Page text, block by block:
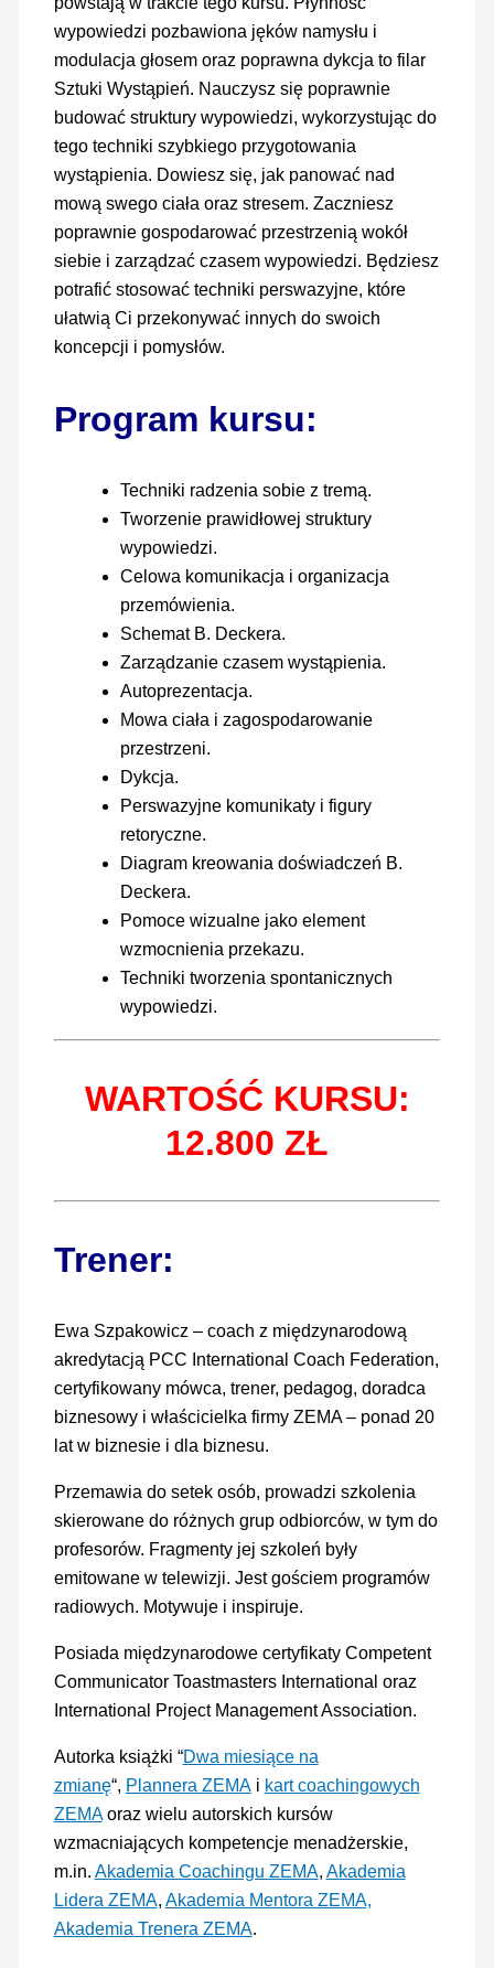
wypowiedzi pozbawiona jęków namysłu i
modulacja głosem oraz poprawna dykcja to filar
Sztuki Wystąpień. Nauczysz się poprawnie
budować struktury wypowiedzi, wykorzystując do
tego techniki szybkiego przygotowania
wystąpienia. Dowiesz się, jak panować nad
mową swego ciała oraz stresem. Zaczniesz
poprawnie gospodarować przestrzenią wokół
siebie i zarządzać czasem wypowiedzi. Będziesz
potrafić stosować techniki perswazyjne, które
ułatwią Ci przekonywać innych do swoich
koncepcji i pomysłów.
Program kursu:
Techniki radzenia sobie z tremą.
Tworzenie prawidłowej struktury
wypowiedzi.
Celowa komunikacja i organizacja
przemówienia.
Schemat B. Deckera.
Zarządzanie czasem wystąpienia.
Autoprezentacja.
Mowa ciała i zagospodarowanie
przestrzeni.
Dykcja.
Perswazyjne komunikaty i figury
retoryczne.
Diagram kreowania doświadczeń B.
Deckera.
Pomoce wizualne jako element
wzmocnienia przekazu.
Techniki tworzenia spontanicznych
wypowiedzi.
WARTOŚĆ KURSU:
12.800 ZŁ
Trener:
Ewa Szpakowicz – coach z międzynarodową
akredytacją PCC International Coach Federation,
certyfikowany mówca, trener, pedagog, doradca
biznesowy i właścicielka firmy ZEMA – ponad 20
lat w biznesie i dla biznesu.
Przemawia do setek osób, prowadzi szkolenia
skierowane do różnych grup odbiorców, w tym do
profesorów. Fragmenty jej szkoleń były
emitowane w telewizji. Jest gościem programów
radiowych. Motywuje i inspiruje.
Posiada międzynarodowe certyfikaty Competent
Communicator Toastmasters International oraz
International Project Management Association.
Autorka książki “Dwa miesiące na
zmianę“, Plannera ZEMAi kart coachingowych
ZEMAoraz wielu autorskich kursów
wzmacniających kompetencje menadżerskie,
m.in. Akademia Coachingu ZEMA, Akademia
Lidera ZEMA, Akademia Mentora ZEMA,
Akademia Trenera ZEMA.